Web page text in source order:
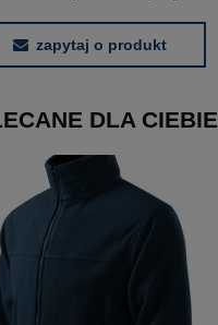
zapytaj o produkt
DLA CIEBIE